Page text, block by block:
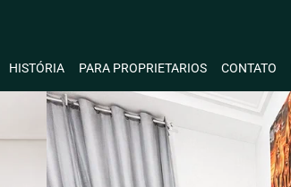
HISTÓRIA PARA PROPRIETARIOS CONTATO